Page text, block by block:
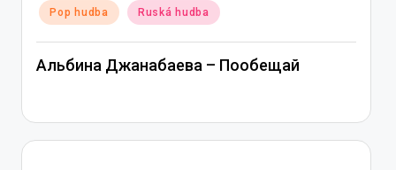
Posted
in
Pop hudba Ruská hudba
Альбина Джанабаева – Пообещай